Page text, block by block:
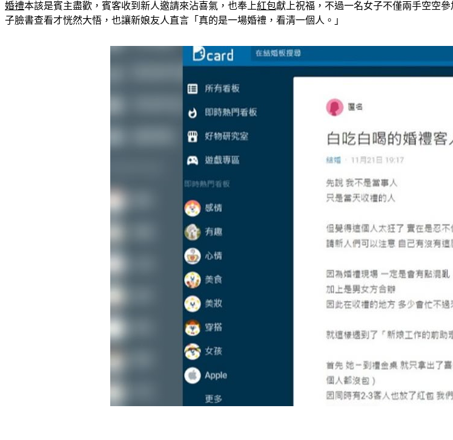
婚禮本該是賓主盡歡，賓客收到新人邀請來沾喜氣，也奉上紅包獻上祝福，不過一名女子不僅兩手空空
子臉書查看才恍然大悟，也讓新娘友人直言「真的是一場婚禮，看清一個人。」